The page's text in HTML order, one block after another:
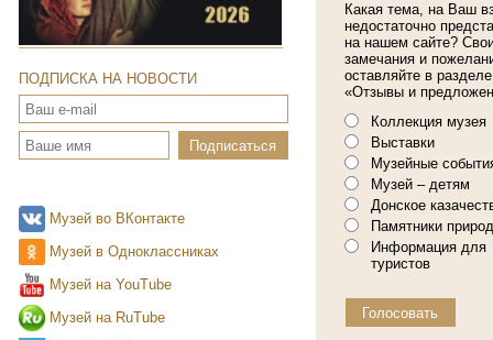
ПОДПИСКА НА НОВОСТИ
Музей во ВКонтакте
Музей в Одноклассниках
Музей на YouTube
Музей на RuTube
Какая тема, на Ваш
недостаточно
на нашем сайте?
замечания и
оставляйте в разделе
«Отзывы и
Коллекция музея
Выставки
Музейные
Музей – детям
Донское
Памятники
Информация для
туристов